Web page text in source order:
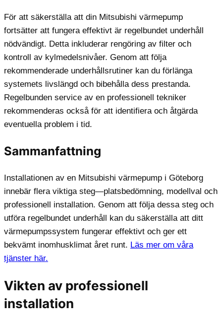
För att säkerställa att din Mitsubishi värmepump
fortsätter att fungera effektivt är regelbundet underhåll
nödvändigt. Detta inkluderar rengöring av filter och
kontroll av kylmedelsnivåer. Genom att följa
rekommenderade underhållsrutiner kan du förlänga
systemets livslängd och bibehålla dess prestanda.
Regelbunden service av en professionell tekniker
rekommenderas också för att identifiera och åtgärda
eventuella problem i tid.
Sammanfattning
Installationen av en Mitsubishi värmepump i Göteborg
innebär flera viktiga steg—platsbedömning, modellval och
professionell installation. Genom att följa dessa steg och
utföra regelbundet underhåll kan du säkerställa att ditt
värmepumpssystem fungerar effektivt och ger ett
bekvämt inomhusklimat året runt. Läs mer om våra
tjänster här.
Vikten av professionell
installation